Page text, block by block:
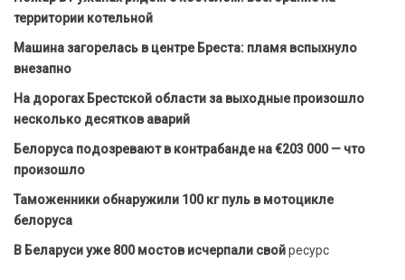
территории котельной
Машина загорелась в центре Бреста: пламя вспыхнуло
внезапно
На дорогах Брестской области за выходные произошло
несколько десятков аварий
Белоруса подозревают в контрабанде на €203 000 — что
произошло
Таможенники обнаружили 100 кг пуль в мотоцикле
белоруса
В Беларуси уже 800 мостов исчерпали свойресурс